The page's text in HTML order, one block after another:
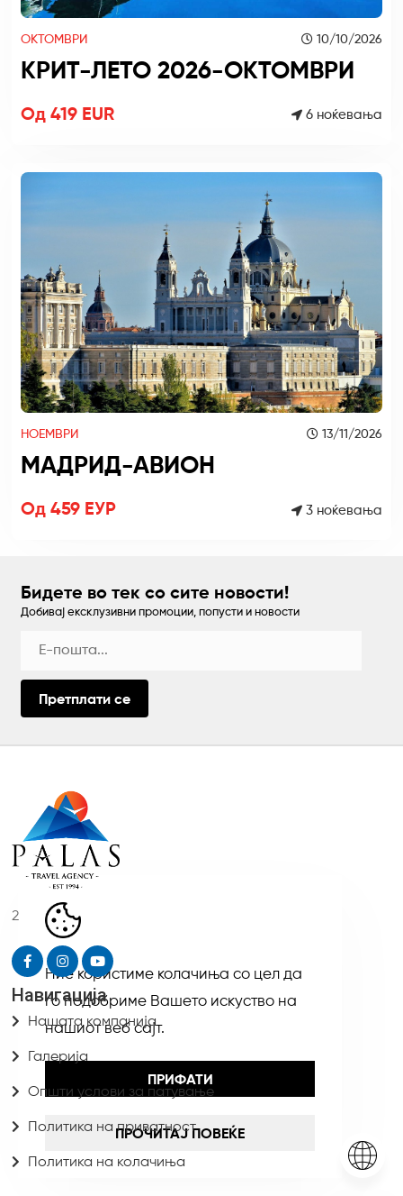
ОКТОМВРИ 10/10/2026
КРИТ-ЛЕТО 2026-ОКТОМВРИ
Од 419 EUR 6 ноќевања
НОЕМВРИ 13/11/2026
МАДРИД-АВИОН
Од 459 ЕУР 3 ноќевања
Ние користиме колачиња со цел да
го подобриме Вашето искуство на
нашиот веб сајт.
ПРИФАТИ
ПРОЧИТАЈ ПОВЕЌЕ
Бидете во тек со сите новости!
Добивај ексклузивни промоции, попусти и новости
Претплати се
2
Навигација
Нашата компанија
Галерија
Општи услови за патување
Политика на приватност
Политика на колачиња